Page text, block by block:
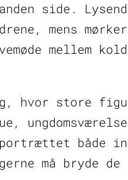
side.
mens
mellem kolde
hvor store
både
må bryde de